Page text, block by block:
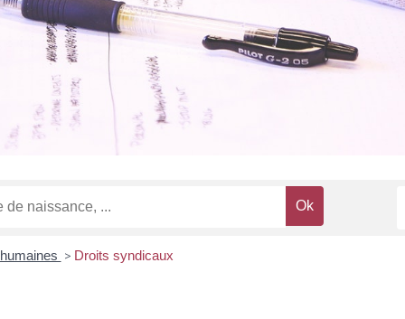
> Droits syndicaux